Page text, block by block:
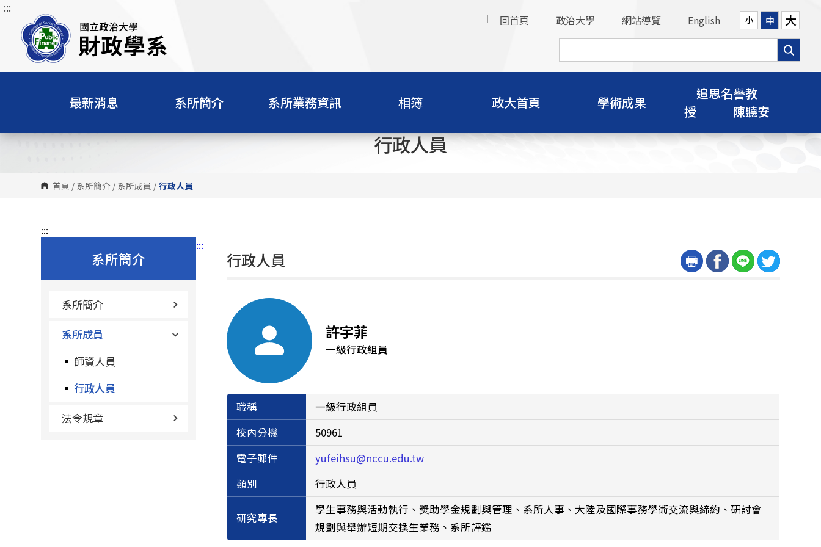
跳
內
:::
回首頁
政治大學 網站導覽 English 小 中 大
最新消息 系所簡介 系所業務資訊 相簿 政大首頁 學術成果
追思名譽教
授 陳聽安
行政人員
首頁 / 系所簡介 / 系所成員 / 行政人員
:::
系所簡介
系所簡介
系所成員
師資人員
行政人員
法令規章
:::
行政人員
許宇菲
一級行政組員
職稱
一級行政組員
校內分機
50961
電子郵件
yufeihsu@nccu.edu.tw
類別
行政人員
研究專長
學生事務與活動執行、獎助學金規劃與管理、系所人事、大陸及國際事務學術交流與締約、研討會
規劃與舉辦短期交換生業務、系所評鑑